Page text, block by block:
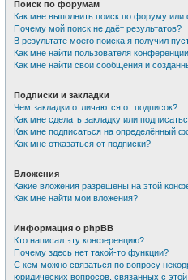
Поиск по форумам
Как мне выполнить поиск по форуму
Почему мой поиск не даёт результатов?
В результате моего поиска я получил
Как мне найти пользователя
Как мне найти свои сообщения и
Подписки и закладки
Чем закладки отличаются от подписок?
Как мне сделать закладку или
Как мне подписаться на определённый
Как мне отказаться от подписки?
Вложения
Какие вложения разрешены на этой
Как мне найти мои вложения?
Информация о phpBB
Кто написал эту конференцию?
Почему здесь нет такой-то функции?
С кем можно связаться по вопросу
юридических вопросов, связанных с